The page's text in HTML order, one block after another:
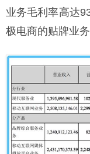
业务毛利率高达
极电商的贴牌业